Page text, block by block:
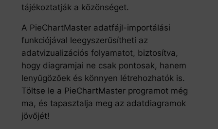
tájékoztatják a közönséget.
A PieChartMaster adatfájl-importálási
funkciójával leegyszerűsítheti az
adatvizualizációs folyamatot, biztosítva,
hogy diagramjai ne csak pontosak, hanem
lenyűgözőek és könnyen létrehozhatók is.
Töltse le a PieChartMaster programot még
ma, és tapasztalja meg az adatdiagramok
jövőjét!